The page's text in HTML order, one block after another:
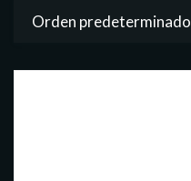
Orden predeterminado